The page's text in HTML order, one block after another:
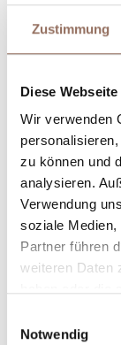
Zustimmung
Diese
Wir verwenden
zu können und
analysieren.
Verwendung
soziale Medien,
Partner führen
weiteren Daten
Notwendig